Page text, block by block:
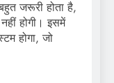
जरूरी होता है,
होगी। इसमें
होगा, जो